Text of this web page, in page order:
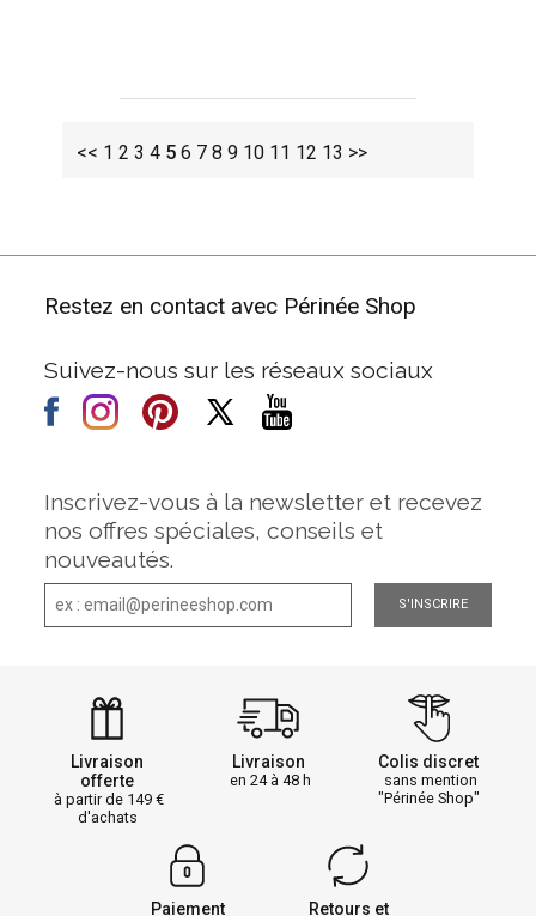
<< 1 2 3 4 5 6 7 8 9 10 11 12 13 >>
Restez en contact avec Périnée Shop
Suivez-nous sur les réseaux sociaux
Inscrivez-vous à la newsletter et recevez
nos offres spéciales, conseils et
nouveautés.
S'INSCRIRE
Livraison
offerte
à partir de 149
d'achats
Livraison
en 24 à 48 h
Colis discret
sans mention
"Périnée Shop"
Paiement
Retours et